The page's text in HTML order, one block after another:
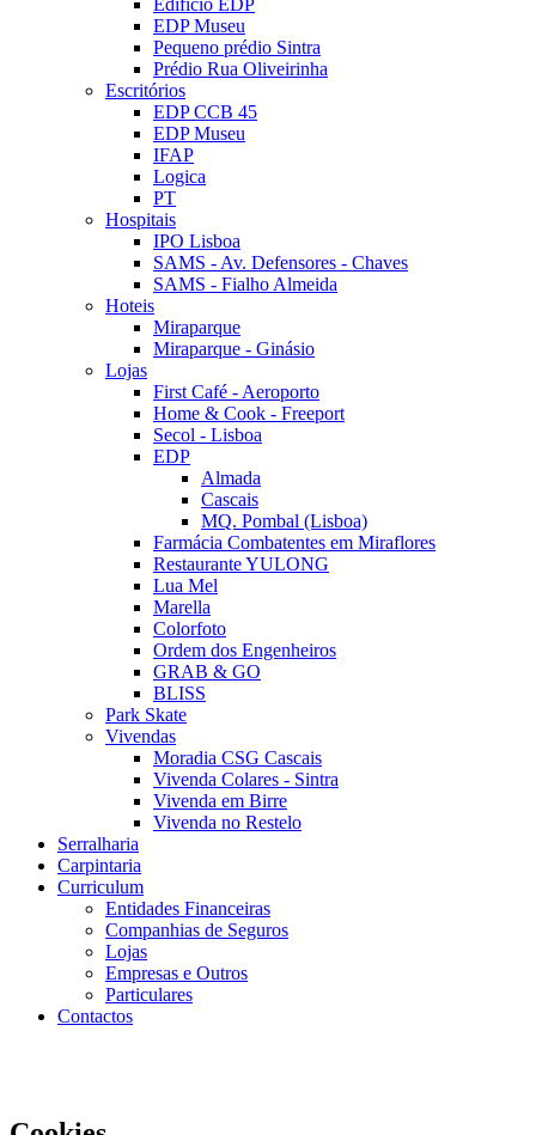
EDP Museu
Pequeno prédio Sintra
Prédio Rua Oliveirinha
Escritórios
EDP CCB 45
EDP Museu
IFAP
Logica
PT
Hospitais
IPO Lisboa
SAMS - Av. Defensores - Chaves
SAMS - Fialho Almeida
Hoteis
Miraparque
Miraparque - Ginásio
Lojas
First Café - Aeroporto
Home & Cook - Freeport
Secol - Lisboa
EDP
Almada
Cascais
MQ. Pombal (Lisboa)
Farmácia Combatentes em Miraflores
Restaurante YULONG
Lua Mel
Marella
Colorfoto
Ordem dos Engenheiros
GRAB & GO
BLISS
Park Skate
Vivendas
Moradia CSG Cascais
Vivenda Colares - Sintra
Vivenda em Birre
Vivenda no Restelo
Serralharia
Carpintaria
Curriculum
Entidades Financeiras
Companhias de Seguros
Lojas
Empresas e Outros
Particulares
Contactos